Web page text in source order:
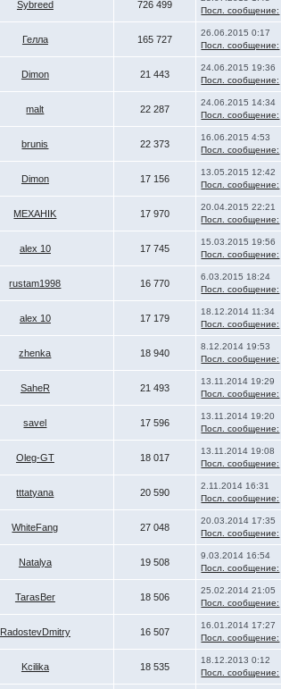
Sybreed 726 499
Посл. сообщение:
Гелла 165 727
26.06.2015 0:17
Посл. сообщение:
Dimоn 21 443
24.06.2015 19:36
Посл. сообщение:
malt 22 287
24.06.2015 14:34
Посл. сообщение:
brunis 22 373
16.06.2015 4:53
Посл. сообщение:
Dimоn 17 156
13.05.2015 12:42
Посл. сообщение:
MEXAHIK 17 970
20.04.2015 22:21
Посл. сообщение:
alex 10 17 745
15.03.2015 19:56
Посл. сообщение:
rustam1998 16 770
6.03.2015 18:24
Посл. сообщение:
alex 10 17 179
18.12.2014 11:34
Посл. сообщение:
zhenka 18 940
8.12.2014 19:53
Посл. сообщение:
SaheR 21 493
13.11.2014 19:29
Посл. сообщение:
savel 17 596
13.11.2014 19:20
Посл. сообщение:
Oleg-GT 18 017
13.11.2014 19:08
Посл. сообщение:
tttatyana 20 590
2.11.2014 16:31
Посл. сообщение:
WhiteFang 27 048
20.03.2014 17:35
Посл. сообщение:
Natalya 19 508
9.03.2014 16:54
Посл. сообщение:
TarasBer 18 506
25.02.2014 21:05
Посл. сообщение:
RadostevDmitry 16 507
16.01.2014 17:27
Посл. сообщение:
Kcilika 18 535
18.12.2013 0:12
Посл. сообщение: